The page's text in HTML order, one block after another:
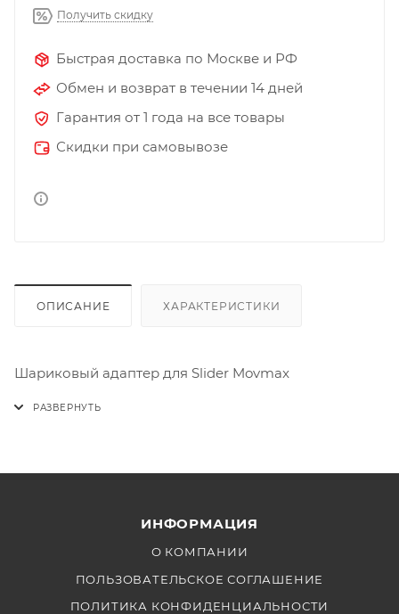
Получить скидку
Быстрая доставка по Москве и РФ
Обмен и возврат в течении 14 дней
Гарантия от 1 года на все товары
Скидки при самовывозе
ОПИСАНИЕ ХАРАКТЕРИСТИКИ
Шариковый адаптер для Slider Movmax
ИНФОРМАЦИЯ
О КОМПАНИИ
ПОЛЬЗОВАТЕЛЬСКОЕ СОГЛАШЕНИЕ
ПОЛИТИКА КОНФИДЕНЦИАЛЬНОСТИ